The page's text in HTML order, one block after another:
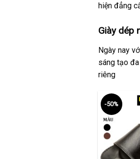
hiện đẳng
Giày dép
Ngày nay
sáng tạo
riêng
-50%